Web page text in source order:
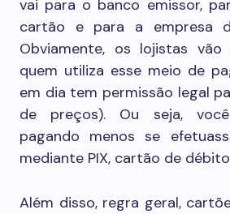
vai para o banco emissor,
cartão e para a empresa
Obviamente, os lojistas
quem utiliza esse meio de
em dia tem permissão legal
de preços). Ou seja,
pagando menos se
mediante PIX, cartão de
Além disso, regra geral,